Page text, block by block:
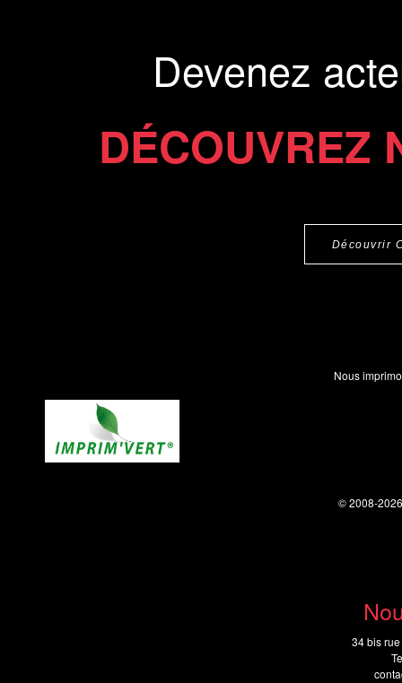
Devenez
DÉCOUVREZ
Découvrir
34 bis
Nous
© 2008-